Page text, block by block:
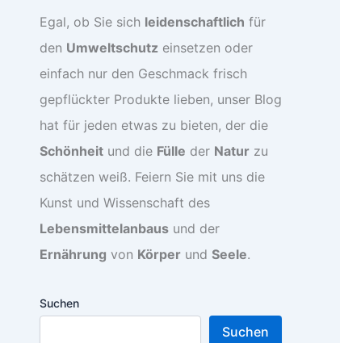
Egal, ob Sie sich leidenschaftlich für
den Umweltschutz einsetzen oder
einfach nur den Geschmack frisch
gepflückter Produkte lieben, unser Blog
hat für jeden etwas zu bieten, der die
Schönheit und die Fülle der Natur zu
schätzen weiß. Feiern Sie mit uns die
Kunst und Wissenschaft des
Lebensmittelanbaus und der
Ernährung von Körper und Seele.
Suchen
Suchen